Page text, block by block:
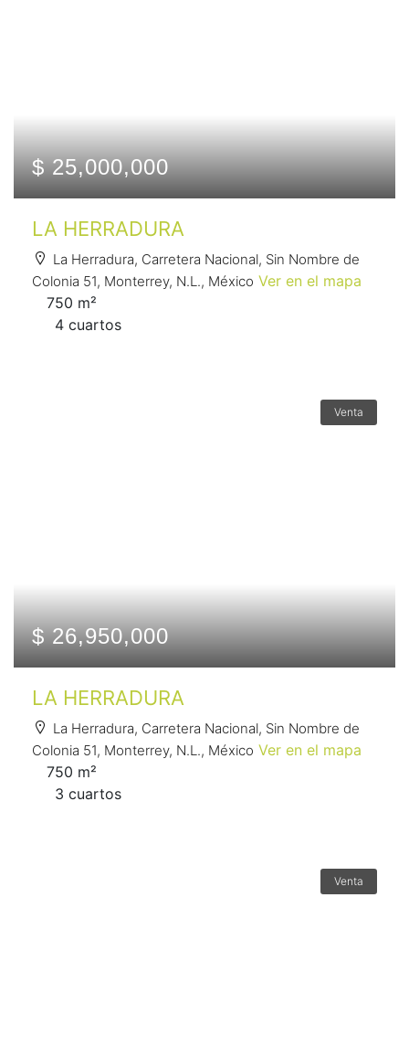
$ 25,000,000
LA HERRADURA
La Herradura, Carretera Nacional, Sin Nombre de
Colonia 51, Monterrey, N.L., México Ver en el mapa
750 m²
4 сuartos
Venta
$ 26,950,000
LA HERRADURA
La Herradura, Carretera Nacional, Sin Nombre de
Colonia 51, Monterrey, N.L., México Ver en el mapa
750 m²
3 сuartos
Venta